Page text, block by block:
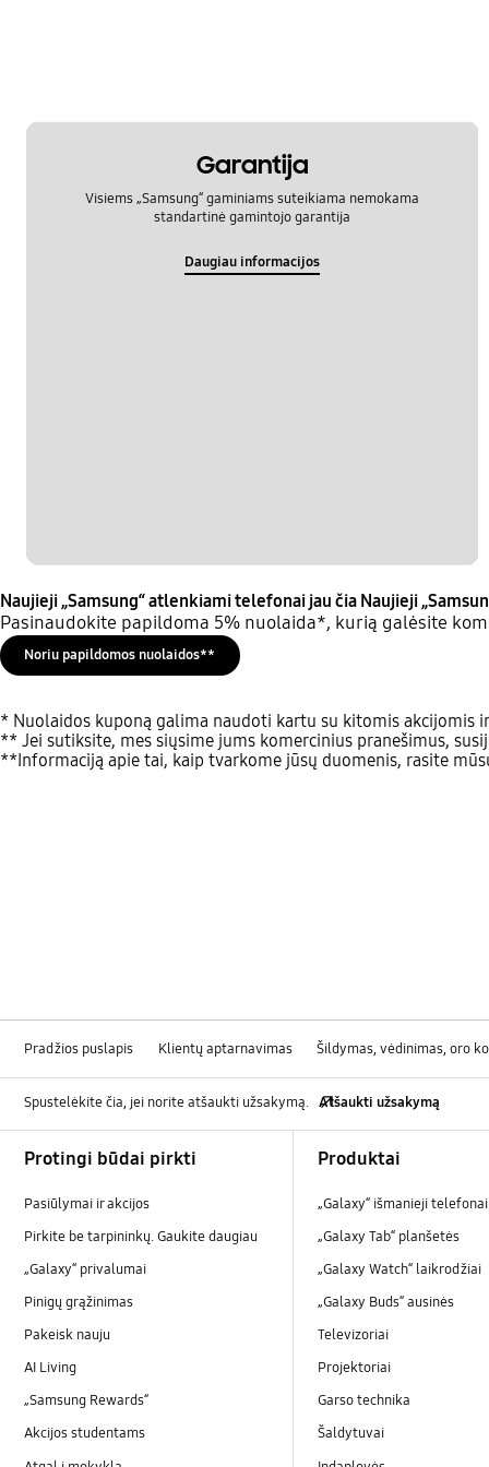
Garantija
Visiems „Samsung“ gaminiams suteikiama nemokama
standartinė gamintojo garantija
Daugiau informacijos
Naujieji „Samsung“ atlenkiami telefonai jau čia Naujieji
Pasinaudokite papildoma 5% nuolaida*, kurią galėsite
Noriu papildomos nuolaidos**
* Nuolaidos kuponą galima naudoti kartu su kitomis akcijomis
** Jei sutiksite, mes siųsime jums komercinius pranešimus,
**Informaciją apie tai, kaip tvarkome jūsų duomenis, rasite
Pradžios puslapis Klientų aptarnavimas Šildymas, vėdinimas, oro
Spustelėkite čia, jei norite atšaukti užsakymą. Atšaukti užsakymą
Protingi būdai pirkti
Pasiūlymai ir akcijos
Pirkite be tarpininkų. Gaukite daugiau
„Galaxy“ privalumai
Pinigų grąžinimas
Pakeisk nauju
AI Living
„Samsung Rewards“
Akcijos studentams
Produktai
„Galaxy“ išmanieji telefonai
„Galaxy Tab“ planšetės
„Galaxy Watch“ laikrodžiai
„Galaxy Buds“ ausinės
Televizoriai
Projektoriai
Garso technika
Šaldytuvai